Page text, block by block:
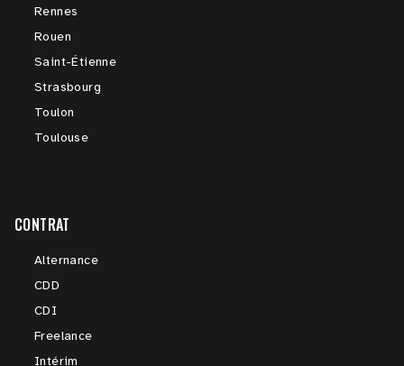
Rennes
Rouen
Saint-Étienne
Strasbourg
Toulon
Toulouse
CONTRAT
Alternance
CDD
CDI
Freelance
Intérim